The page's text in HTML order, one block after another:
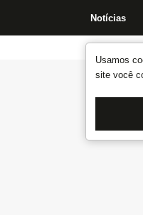
Usamos
site você
Notícias